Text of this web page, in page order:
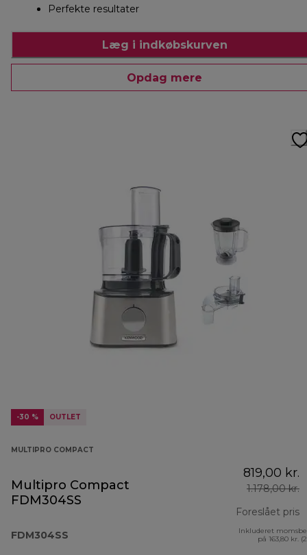
Perfekte resultater
Læg i indkøbskurven
Opdag mere
-30 % OUTLET
MULTIPRO COMPACT
Multipro Compact
FDM304SS
FDM304SS
819,00 kr.
1.178,00 kr.
Foreslået pris
Inkluderet
på 163,80 kr.